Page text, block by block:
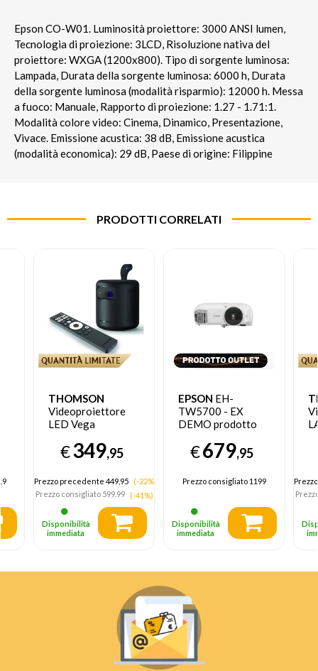
Epson CO-W01. Luminosità proiettore: 3000 ANSI lumen,
Tecnologia di proiezione: 3LCD, Risoluzione nativa del
proiettore: WXGA (1200x800). Tipo di sorgente luminosa:
Lampada, Durata della sorgente luminosa: 6000 h, Durata
della sorgente luminosa (modalità risparmio): 12000 h. Messa
a fuoco: Manuale, Rapporto di proiezione: 1.27 - 1.71:1.
Modalità colore video: Cinema, Dinamico, Presentazione,
Vivace. Emissione acustica: 38 dB, Emissione acustica
(modalità economica): 29 dB, Paese di origine: Filippine
PRODOTTI CORRELATI
THOMSON
Videoproiettore
LED Vega
Full HD
€349,95
Prezzo precedente 449,95
(-22%)
Prezzo consigliato599.99 (-41%)
Disponibilità
immediata
EPSON EH-
TW5700 - EX
DEMO prodotto
aperto
€679,95
Prezzo consigliato1199
Disponibilità
immediata